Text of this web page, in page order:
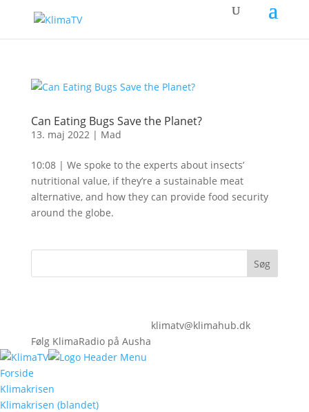
Can Eating Bugs Save the Planet?
13. maj 2022| Mad
10:08 | We spoke to the experts about insects’
nutritional value, if they’re a sustainable meat
alternative, and how they can provide food security
around the globe.
Følg KlimaRadio på Ausha
klimatv@klimahub.dk
Forside
Klimakrisen
Klimakrisen (blandet)